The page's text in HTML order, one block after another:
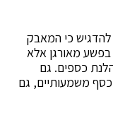
להדגיש כי המאבק
בפשע מאורגן אלא
כספים. גם
משמעותיים, גם